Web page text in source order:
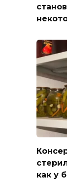
как у